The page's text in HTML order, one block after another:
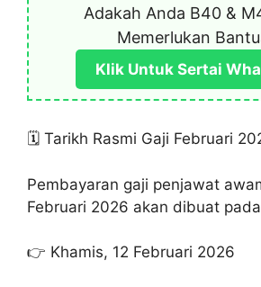
Adakah Anda B40 &
Memerlukan
Klik Untuk Sertai
🗓 Tarikh Rasmi Gaji Februari
Pembayaran gaji penjawat
Februari 2026 akan dibuat
👉 Khamis, 12 Februari 2026